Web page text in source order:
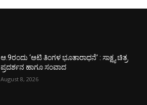
ಆ.9ರಂದು ‘ಆಟಿ ತಿಂಗಳ ಭೂತಾರಾಧನೆ’ : ಸಾಕ್ಷ್ಯ ಚಿತ್ರ
ಪ್ರದರ್ಶನ ಹಾಗೂ ಸಂವಾದ
August 8, 2026